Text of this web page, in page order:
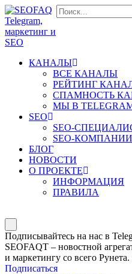
КАНАЛЫ
ВСЕ КАНАЛЫ
РЕЙТИНГ
СПАМНОСТЬ
МЫ В
SEO
SEO-
SEO-КОМПАНИИ
БЛОГ
НОВОСТИ
О ПРОЕКТЕ
ИНФОРМАЦИЯ
ПРАВИЛА
Подписывайтесь на нас в
SEOFAQT – новостной
и маркетингу со всего
Подписаться